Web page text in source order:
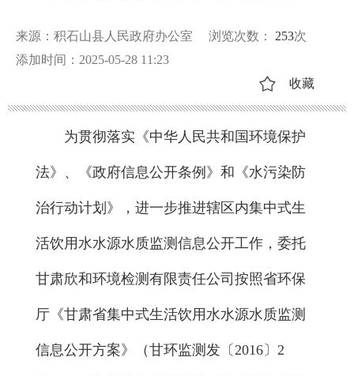
来源：积石山县人民政府办公室 浏览次数： 253次
添加时间：2025-05-28 11:23
收藏
为贯彻落实《中华人民共和国环境保护
法》、《政府信息公开条例》和《水污染防
治行动计划》，进一步推进辖区内集中式生
活饮用水水源水质监测信息公开工作，委托
甘肃欣和环境检测有限责任公司按照省环保
厅《甘肃省集中式生活饮用水水源水质监测
信息公开方案》（甘环监测发〔2016〕2